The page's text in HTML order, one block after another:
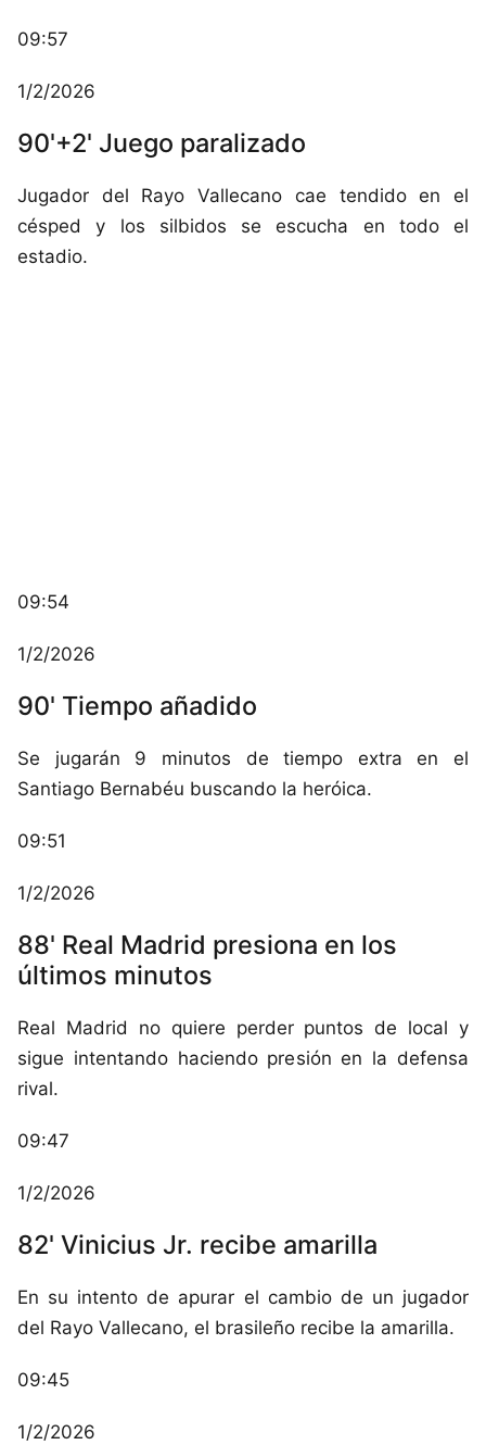
09:57
1/2/2026
90'+2' Juego paralizado
Jugador del Rayo Vallecano cae tendido en el
césped y los silbidos se escucha en todo el
estadio.
09:54
1/2/2026
90' Tiempo añadido
Se jugarán 9 minutos de tiempo extra en el
Santiago Bernabéu buscando la heróica.
09:51
1/2/2026
88' Real Madrid presiona en los
últimos minutos
Real Madrid no quiere perder puntos de local y
sigue intentando haciendo presión en la defensa
rival.
09:47
1/2/2026
82' Vinicius Jr. recibe amarilla
En su intento de apurar el cambio de un jugador
del Rayo Vallecano, el brasileño recibe la amarilla.
09:45
1/2/2026